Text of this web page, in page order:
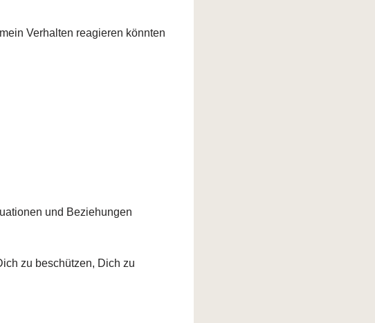
Verhalten reagieren könnten
und Beziehungen
zu beschützen, Dich zu